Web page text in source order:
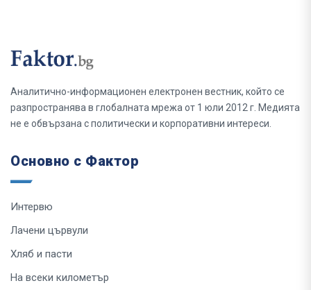
Аналитично-информационен електронен вестник, който се
разпространява в глобалната мрежа от 1 юли 2012 г. Медията
не е обвързана с политически и корпоративни интереси.
Основно с Фактор
Интервю
Лачени цървули
Хляб и пасти
На всеки километър